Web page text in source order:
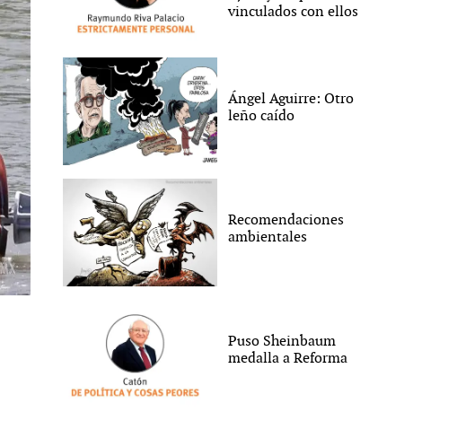
vinculados con ellos
Ángel Aguirre: Otro
leño caído
Recomendaciones
ambientales
Puso Sheinbaum
medalla a Reforma